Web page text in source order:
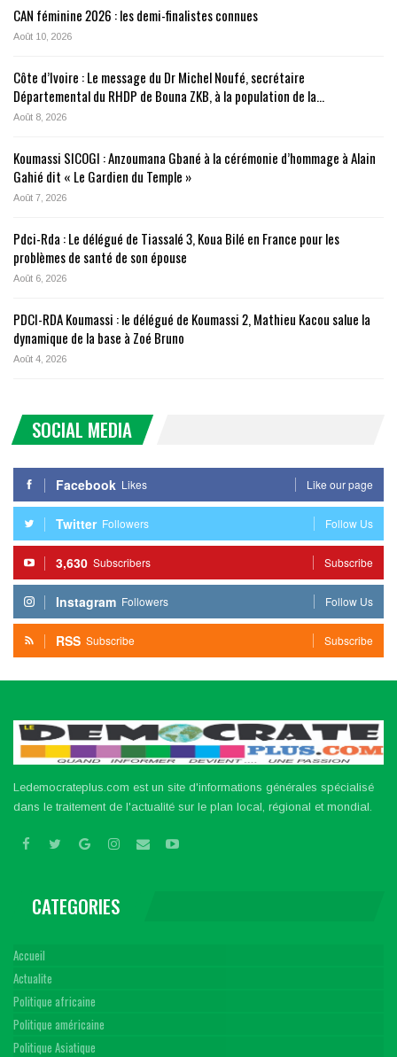
CAN féminine 2026 : les demi-finalistes connues
Août 10, 2026
Côte d’Ivoire : Le message du Dr Michel Noufé, secrétaire
Départemental du RHDP de Bouna ZKB, à la population de la…
Août 8, 2026
Koumassi SICOGI : Anzoumana Gbané à la cérémonie d’hommage à Alain
Gahié dit « Le Gardien du Temple »
Août 7, 2026
Pdci-Rda : Le délégué de Tiassalé 3, Koua Bilé en France pour les
problèmes de santé de son épouse
Août 6, 2026
PDCI-RDA Koumassi : le délégué de Koumassi 2, Mathieu Kacou salue la
dynamique de la base à Zoé Bruno
Août 4, 2026
SOCIAL MEDIA
Facebook Likes Like our page
Twitter Followers Follow Us
3,630 Subscribers Subscribe
Instagram Followers Follow Us
RSS Subscribe Subscribe
Ledemocrateplus.com est un site d'informations générales spécialisé
dans le traitement de l'actualité sur le plan local, régional et mondial.
CATEGORIES
Accueil
Actualite
Politique africaine
Politique américaine
Politique Asiatique